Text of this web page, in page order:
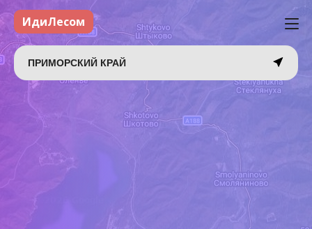
ИдиЛесом
ПРИМОРСКИЙ КРАЙ